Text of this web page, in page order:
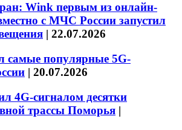
Wink первым из онлайн-
с МЧС России запустил
| 22.07.2026
самые популярные 5G-
| 20.07.2026
4G-сигналом десятки
трассы Поморья |